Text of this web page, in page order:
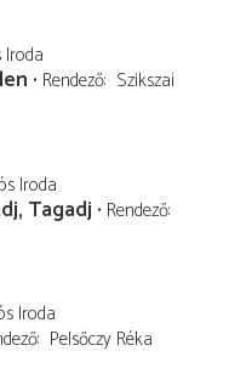
Rendező Szikszai
Iroda
Tagadj Rendező
Iroda
Pelsőczy Réka